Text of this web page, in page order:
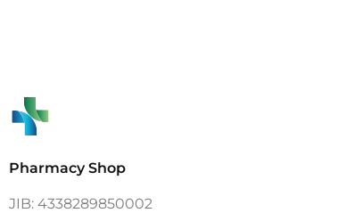
Pharmacy Shop
JIB: 4338289850002